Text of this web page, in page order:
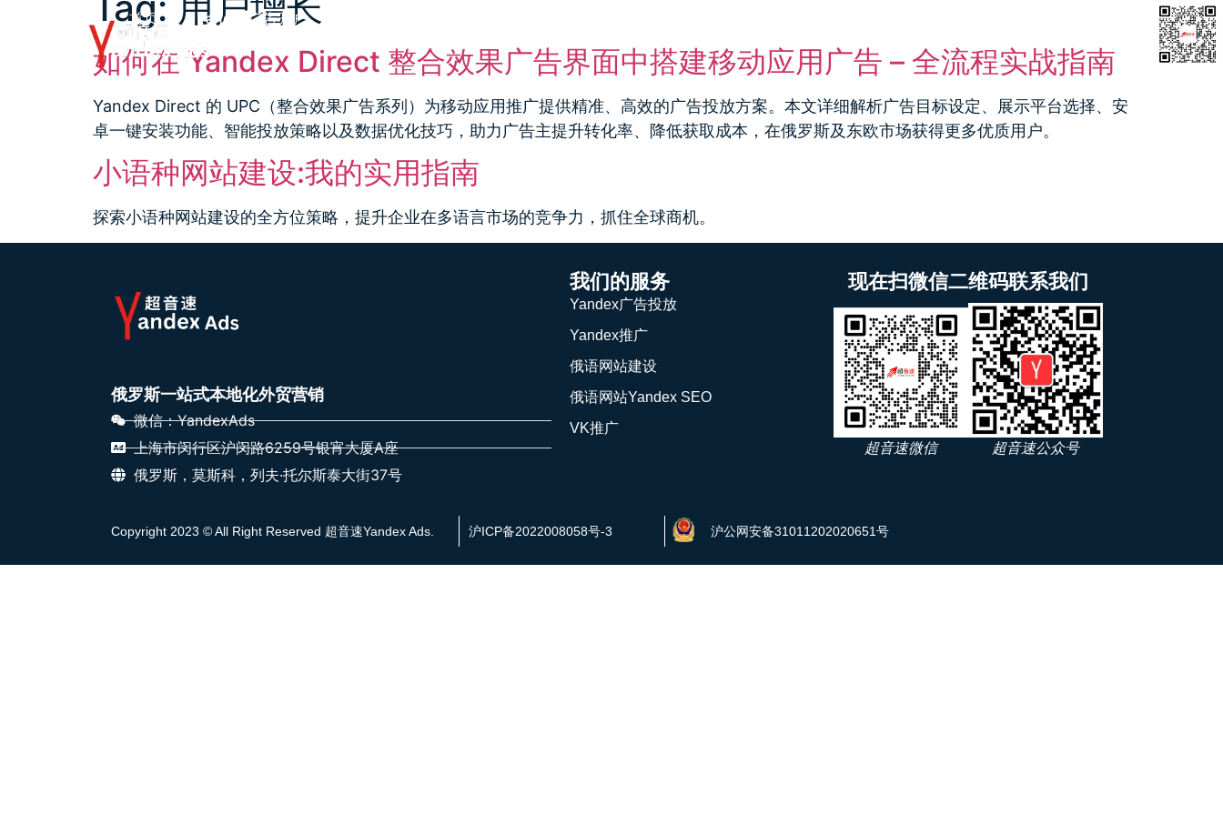
首页 Yandex广告开户
如何在 Yandex Direct 整合效果广告界面中搭建移动应用广告 – 全流程实战指南
Yandex Direct 的 UPC（整合效果广告系列）为移动应用推广提供精准、高效的广告投放方案。本文详细解析广告目标设定、展示平台选择、安
卓一键安装功能、智能投放策略以及数据优化技巧，助力广告主提升转化率、降低获取成本，在俄罗斯及东欧市场获得更多优质用户。
小语种网站建设:我的实用指南
探索小语种网站建设的全方位策略，提升企业在多语言市场的竞争力，抓住全球商机。
俄罗斯一站式本地化外贸营销
微信：YandexAds
上海市闵行区沪闵路6259号银宵大厦A座
俄罗斯，莫斯科，列夫·托尔斯泰大街37号
我们的服务
Yandex广告投放
Yandex推广
俄语网站建设
俄语网站Yandex SEO
VK推广
现在扫微信二维码联系我们
超音速微信 超音速公众号
Copyright 2023 © All Right Reserved 超音速Yandex Ads. 沪ICP备2022008058号-3 沪公网安备31011202020651号